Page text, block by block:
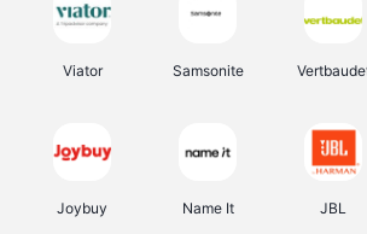
Viator Samsonite
Joybuy Name It JBL